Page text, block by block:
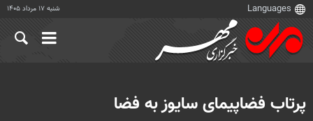
شنبه ۱۷ مرداد ۱۴۰۵
پرتاب فضاپیمای سایوز به فضا‎